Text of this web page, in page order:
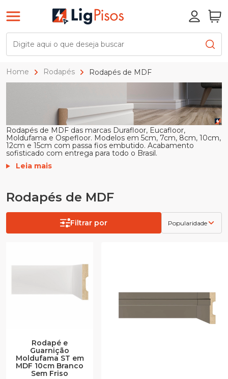
Home Rodapés Rodapés de MDF
Rodapés de MDF das marcas Durafloor, Eucafloor,
Moldufama e Ospefloor. Modelos em 5cm, 7cm, 8cm, 10cm,
12cm e 15cm com passa fios embutido. Acabamento
sofisticado com entrega para todo o Brasil.
Leia mais
Rodapés de MDF
Filtrar por Popularidade
Rodapé e
Guarnição
Moldufama ST em
MDF 10cm Branco
Sem Friso